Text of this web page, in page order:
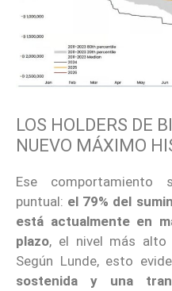
LOS HOLDERS DE
NUEVO MÁXIMO
Ese
puntual: el 79% del
está actualmente en
plazo, el nivel más alto
Según Lunde, esto
sostenida y una